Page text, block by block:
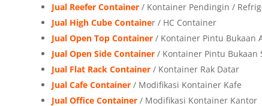
Jual Reefer Container/ Kontainer Pendingin /
Jual High Cube Container / HC Container
Jual Open Top Container/ Kontainer Pintu Bukaan
Jual Open Side Container/ Kontainer Pintu Bukaan
Jual Flat Rack Container/ Kontainer Rak Datar
Jual Cafe Container/ Modifikasi Kontainer Kafe
Jual Office Container/ Modifikasi Kontainer Kantor